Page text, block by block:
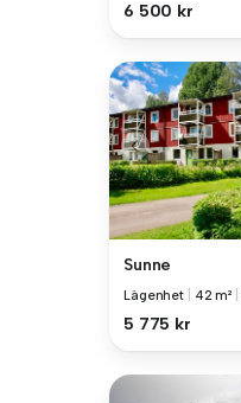
6 500 kr
Sunne
Lägenhet 42 m²
5 775 kr